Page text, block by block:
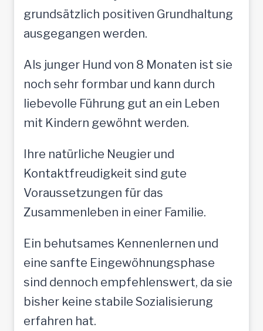
grundsätzlich positiven Grundhaltung
ausgegangen werden.
Als junger Hund von 8 Monaten ist sie
noch sehr formbar und kann durch
liebevolle Führung gut an ein Leben
mit Kindern gewöhnt werden.
Ihre natürliche Neugier und
Kontaktfreudigkeit sind gute
Voraussetzungen für das
Zusammenleben in einer Familie.
Ein behutsames Kennenlernen und
eine sanfte Eingewöhnungsphase
sind dennoch empfehlenswert, da sie
bisher keine stabile Sozialisierung
erfahren hat.